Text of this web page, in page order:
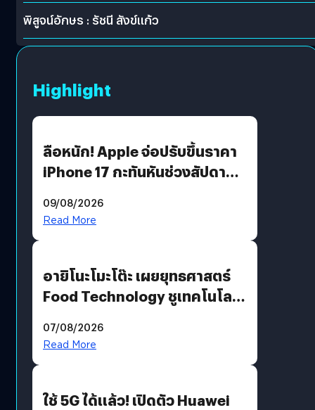
พิสูจน์อักษร : รัชนี สังข์แก้ว
Highlight
ลือหนัก! Apple จ่อปรับขึ้นราคา
iPhone 17 กะทันหันช่วงสัปดาห์ที่
09/08/2026
Read More
อายิโนะโมะโต๊ะ เผยยุทธศาสตร์
Food Technology ชูเทคโนโลยี
บริโภคและ B2B
07/08/2026
Read More
ใช้ 5G ได้แล้ว! เปิดตัว Huawei